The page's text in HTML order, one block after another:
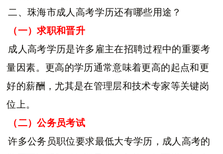
二、珠海市成人高考学历还有哪些用途？
（一）求职和晋升
成人高考学历是许多雇主在招聘过程中的重要考
量因素。更高的学历通常意味着更高的起点和更
好的薪酬，尤其是在管理层和技术专家等关键岗
位上。
（二）公务员考试
许多公务员职位要求最低大专学历，成人高考的